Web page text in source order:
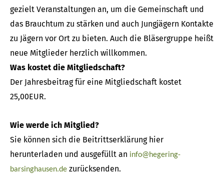
gezielt Veranstaltungen an, um die Gemeinschaft und
das Brauchtum zu stärken und auch Jungjägern Kontakte
zu Jägern vor Ort zu bieten. Auch die Bläsergruppe heißt
neue Mitglieder herzlich willkommen.
Was kostet die Mitgliedschaft?
Der Jahresbeitrag für eine Mitgliedschaft kostet
25,00EUR.
Wie werde ich Mitglied?
Sie können sich die Beitrittserklärung hier
herunterladen und ausgefüllt an info@hegering-
barsinghausen.de zurücksenden.